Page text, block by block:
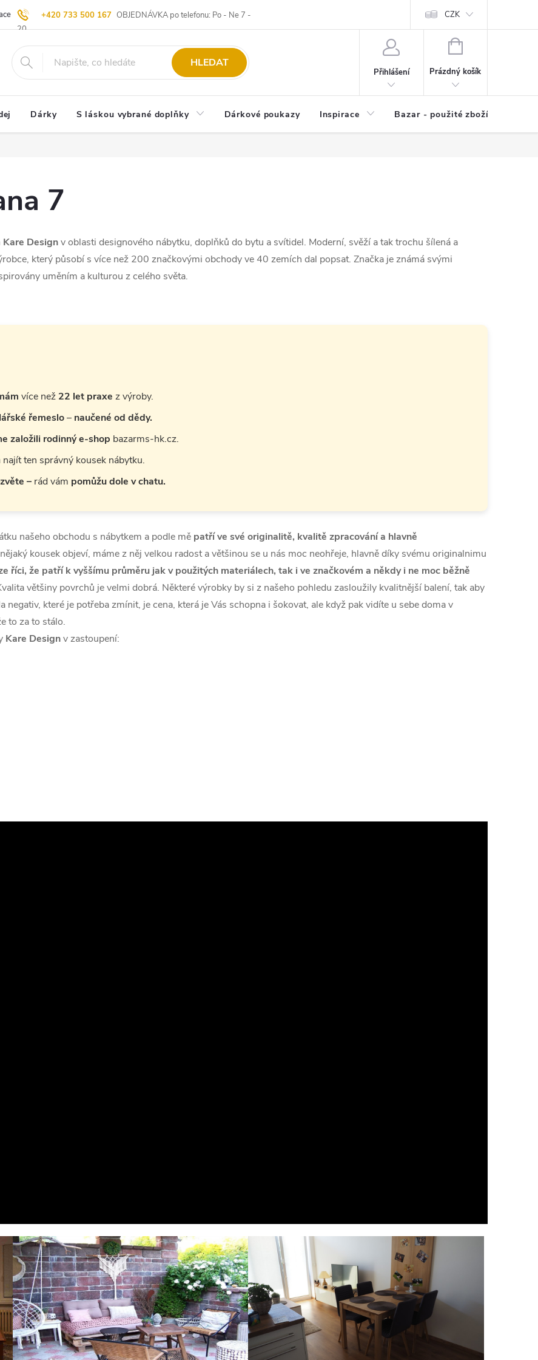
+420 733 500 167 OBJEDNÁVKA po telefonu: Po - Ne 7 -
20
| Vrácení zboží Blog 20 let u Starých Komisní prodej | Výkup zboží Kvalita zboží Spolupráce |
CZK
HLEDAT
Přihlášení
NÁKUPNÍ
Prázdný košík
Dárky S láskou vybrané doplňky Dárkové poukazy Inspirace Bazar - použité zboží
7
Designv oblasti designového nábytku, doplňků do bytu a svítidel. Moderní, svěží a tak trochu šílená a
který působí s více než 200 značkovými obchody ve 40 zemích dal popsat. Značka je známá svými
uměním a kulturou z celého světa.
více než 22 let praxe z výroby.
řemeslo– naučené od dědy.
založili rodinný e-shop bazarms-hk.cz.
najít ten správný kousek nábytku.
– rád vám pomůžu dole v chatu.
našeho obchodu s nábytkem a podle mě patří ve své originalitě, kvalitě zpracování a hlavně
kousek objeví, máme z něj velkou radost a většinou se u nás moc neohřeje, hlavně díky svému originalnimu
říci, že patří k vyššímu průměru jak v použitých materiálech, tak i ve značkovém a někdy i ne moc běžně
většiny povrchů je velmi dobrá. Některé výrobky by si z našeho pohledu zasloužily kvalitnější balení, tak aby
které je potřeba zmínit, je cena, která je Vás schopna i šokovat, ale když pak vidíte u sebe doma v
to za to stálo.
Kare Designv zastoupení: